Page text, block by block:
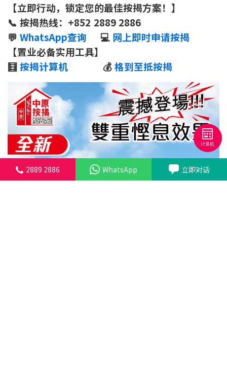
【立即行动，锁定您的最佳按揭方案！】
📞 按揭热线：+852 2889 2886
💬WhatsApp查询 💻 网上即时申请按揭
【置业必备实用工具】
🧮按揭计算机 💰格到至抵按揭
2889 2886 WhatsApp 立即对话